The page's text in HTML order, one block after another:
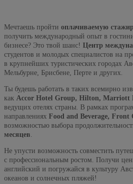
Мечтаешь пройти оплачиваемую
получить международный опыт в
бизнесе? Это твой шанс! Центр
студентов и молодых специалистов на
в крупнейших туристических городах
Мельбурне, Брисбене, Перте и других.
Ты будешь работать в таких всемирно
как Accor Hotel Group, Hilton, Marriott
ведущих отелях страны. В рамках
направлениях Food and Beverage, Front
возможностью выбора
месяцев.
Не упусти возможность совместить
с профессиональным ростом. Получи
английский и погружайся в культуру
океанов и солнечных пляжей!